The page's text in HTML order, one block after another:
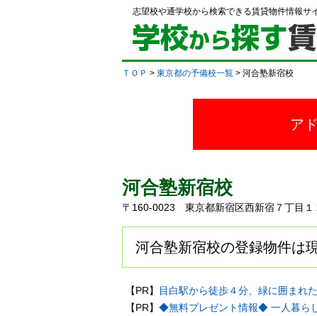
志望校や通学校から検索できる賃貸物件情報サ
ＴＯＰ > 東京都の予備校一覧 > 河合塾新宿校
ア
河合塾新宿校
〒160-0023 東京都新宿区西新宿７丁目
河合塾新宿校の登録物件は
【PR】
目白駅から徒歩４分、緑に囲まれ
【PR】 ◆無料プレゼント情報◆ 一人暮ら